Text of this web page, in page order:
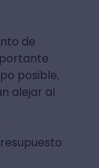
de
posible,
alejar al